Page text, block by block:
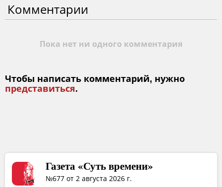
Комментарии
Пока нет ни одного комментария
Чтобы написать комментарий, нужно
представиться.
Газета «Суть времени»
№677 от 2 августа 2026 г.